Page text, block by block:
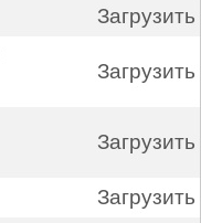
Загрузить
Загрузить
Загрузить
Загрузить